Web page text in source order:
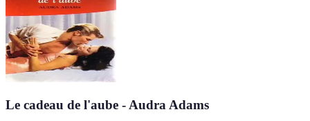
Le cadeau de l'aube - Audra Adams